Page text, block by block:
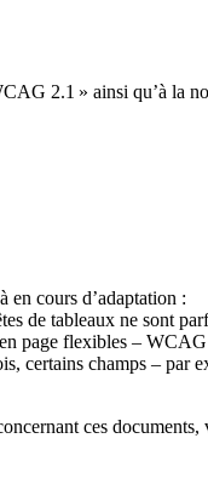
2.1 » ainsi qu’à la
en cours d’adaptation :
de tableaux ne sont
page flexibles –
certains champs – par
ces